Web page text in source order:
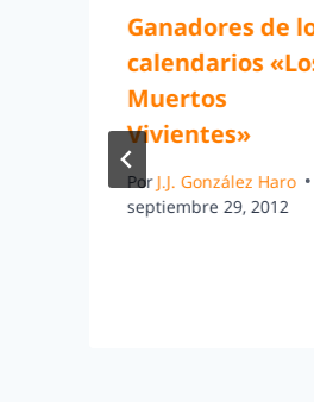
Ganadores de
calendarios
Muertos
Vivientes»
PorJ.J. González Haro
septiembre 29, 2012